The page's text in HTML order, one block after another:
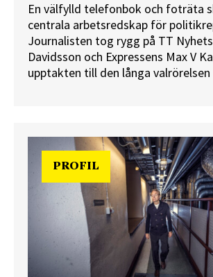
En välfylld telefonbok och foträta
centrala arbetsredskap för
Journalisten tog rygg på TT
Davidsson och Expressens Max V
upptakten till den långa valrörelsen
PROFIL